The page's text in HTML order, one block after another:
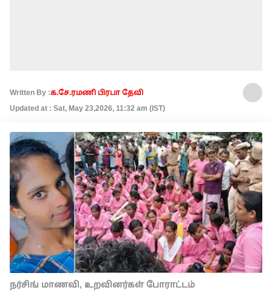
Written By :க.சே.ரமணி பிரபா தேவி
Updated at : Sat, May 23,2026, 11:32 am (IST)
நர்சிங் மாணவி, உறவினர்கள் போராட்டம்